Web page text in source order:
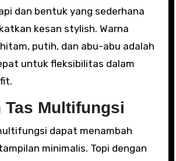
dan bentuk yang sederhana
kesan stylish. Warna
putih, dan abu-abu adalah
untuk fleksibilitas dalam
Tas Multifungsi
dapat menambah
minimalis. Topi dengan